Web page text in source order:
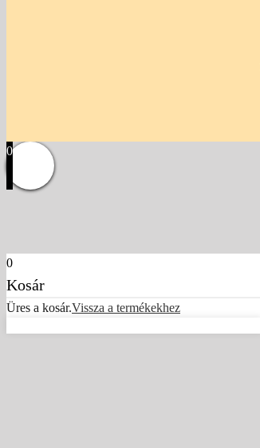
0
0
Kosár
Üres a kosár.Vissza a termékekhez